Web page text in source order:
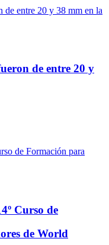
de entre 20 y
Curso de
de World